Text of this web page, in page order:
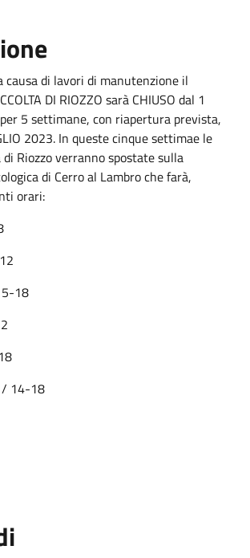
causa di lavori di manutenzione il
DI RIOZZO sarà CHIUSO dal 1
5 settimane, con riapertura prevista,
2023. In queste cinque settimae le
Riozzo verranno spostate sulla
di Cerro al Lambro che farà,
orari:
18
/ 14-18